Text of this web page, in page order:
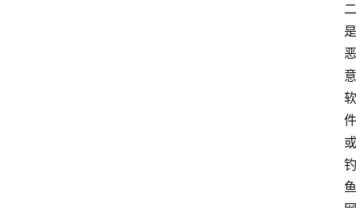
二
是
恶
意
软
件
或
钓
鱼